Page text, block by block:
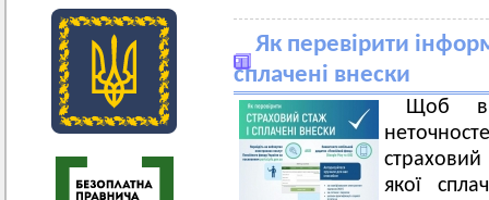
Як перевірити
сплачені внески
Щоб
якої